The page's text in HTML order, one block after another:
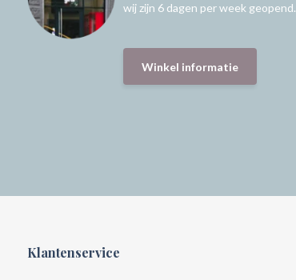
wij zijn 6 dagen per week geopend.
Winkel informatie
Klantenservice